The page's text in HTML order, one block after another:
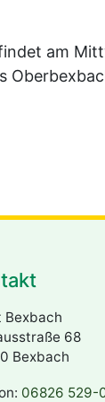
am
Bexbach
68
Bexbach
06826 529-